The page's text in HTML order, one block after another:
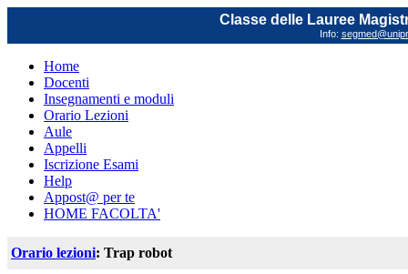
Classe delle Lauree
Info:
Home
Docenti
Insegnamenti e moduli
Orario Lezioni
Aule
Appelli
Iscrizione Esami
Help
Appost@ per te
HOME FACOLTA'
Orario lezioni: Trap robot